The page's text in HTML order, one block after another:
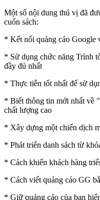
Một số nội dung thú vị đã
cuốn sách:
* Kết nối quảng cáo Google
* Sử dụng chức năng Trình
đầy đủ nhất
* Thực tiễn tốt nhất để sử
* Biết thông tin mới nhất về
chất lượng cao
* Xây dựng một chiến dịch
* Phát triển danh sách từ
* Cách khiến khách hàng
* Cách viết quảng cáo GG
* Giữ quảng cáo của bạn